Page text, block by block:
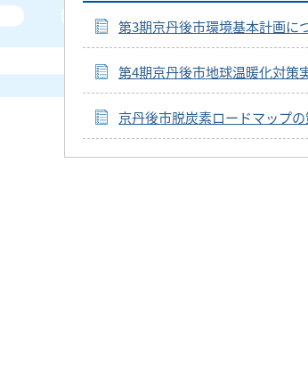
第3期京丹後市環境基本計画に
第4期京丹後市地球温暖化対策
京丹後市脱炭素ロードマップ